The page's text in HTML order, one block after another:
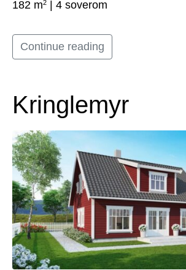
182 m2 | 4 soverom
Continue reading
Kringlemyr